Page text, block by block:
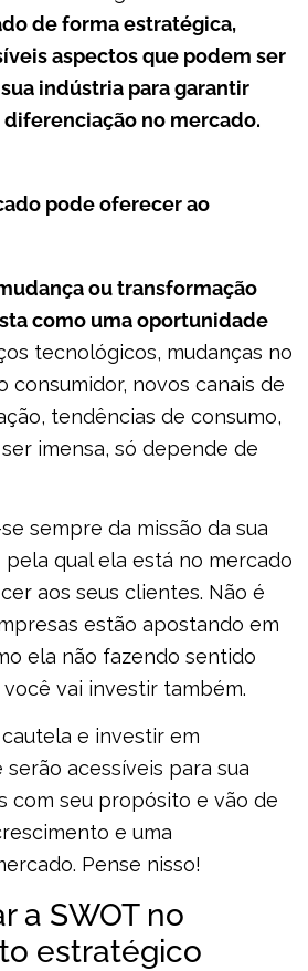
de forma estratégica,
aspectos que podem ser
indústria para garantir
no mercado.
pode oferecer ao
ou transformação
como uma oportunidade
tecnológicos, mudanças no
novos canais de
tendências de consumo,
imensa, só depende de
sempre da missão da sua
qual ela está no mercado
aos seus clientes. Não é
estão apostando em
ela não fazendo sentido
vai investir também.
e investir em
acessíveis para sua
com seu propósito e vão de
e uma
Pense nisso!
a SWOT no
estratégico